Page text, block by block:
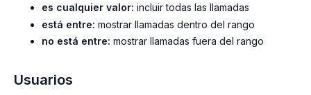
es cualquier valor: incluir todas las llamadas
está entre: mostrar llamadas dentro del rango
no está entre: mostrar llamadas fuera del rango
Usuarios